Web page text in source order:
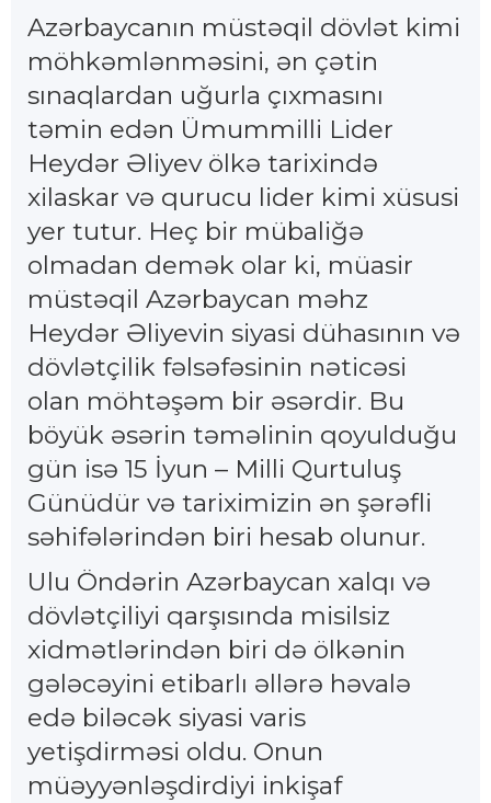
Azərbaycanın müstəqil dövlət kimi
möhkəmlənməsini, ən çətin
sınaqlardan uğurla çıxmasını
təmin edən Ümummilli Lider
Heydər Əliyev ölkə tarixində
xilaskar və qurucu lider kimi xüsusi
yer tutur. Heç bir mübaliğə
olmadan demək olar ki, müasir
müstəqil Azərbaycan məhz
Heydər Əliyevin siyasi dühasının və
dövlətçilik fəlsəfəsinin nəticəsi
olan möhtəşəm bir əsərdir. Bu
böyük əsərin təməlinin qoyulduğu
gün isə 15 İyun – Milli Qurtuluş
Günüdür və tariximizin ən şərəfli
səhifələrindən biri hesab olunur.
Ulu Öndərin Azərbaycan xalqı və
dövlətçiliyi qarşısında misilsiz
xidmətlərindən biri də ölkənin
gələcəyini etibarlı əllərə həvalə
edə biləcək siyasi varis
yetişdirməsi oldu. Onun
müəyyənləşdirdiyi inkişaf